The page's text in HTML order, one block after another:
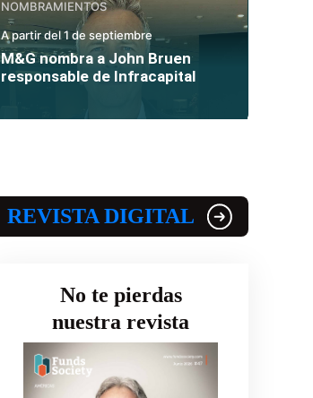
NOMBRAMIENTOS
A partir del 1 de septiembre
M&G nombra a John Bruen
responsable de Infracapital
REVISTA DIGITAL
No te pierdas
nuestra revista